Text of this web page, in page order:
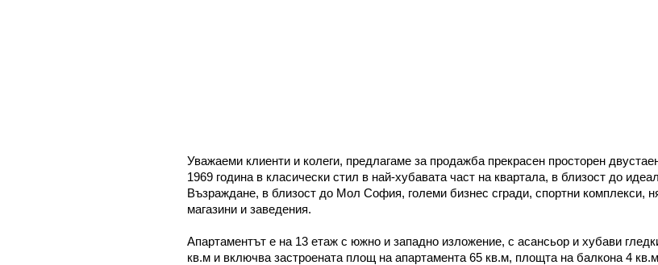
Уважаеми клиенти и колеги, предлагаме за продажба прекрасен просторен
1969 година в класически стил в най-хубавата част на квартала, в близост до
Възраждане, в близост до Мол София, големи бизнес сгради, спортни комплекси,
магазини и заведения.
Апартаментът е на 13 етаж с южно и западно изложение, с асансьор и хубави
кв.м и включва застроената площ на апартамента 65 кв.м, площта на балкона 4